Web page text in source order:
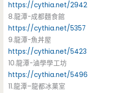
https://cythia.net/2942
8.龍潭-成都麵食館
https://cythia.net/5357
9.龍潭-魚丼屋
https://cythia.net/5423
10.龍潭-滷學學工坊
https://cythia.net/5496
11.龍潭–龍都冰菓室